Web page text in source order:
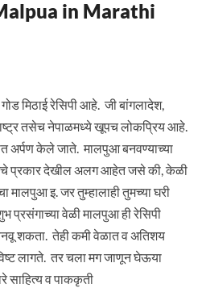
Malpua in Marathi
मिठाई रेसिपी आहे. जी बांगलादेश,
तसेच नेपाळमध्ये खूपच लोकप्रिय आहे.
अर्पण केले जाते. मालपुआ बनवण्याच्या
प्रकार देखील अलग आहेत जसे की, केळी
इ. जर तुम्हालाही तुमच्या घरी
प्रसंगाच्या वेळी मालपुआ ही रेसिपी
शकता. तेही कमी वेळात व अतिशय
लागते. तर चला मग जाणून घेऊया
साहित्य व पाककृती